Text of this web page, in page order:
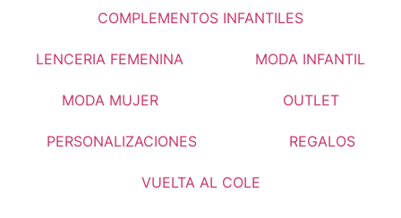
COMPLEMENTOS INFANTILES
LENCERIA FEMENINA MODA INFANTIL
MODA MUJER OUTLET
PERSONALIZACIONES REGALOS
VUELTA AL COLE